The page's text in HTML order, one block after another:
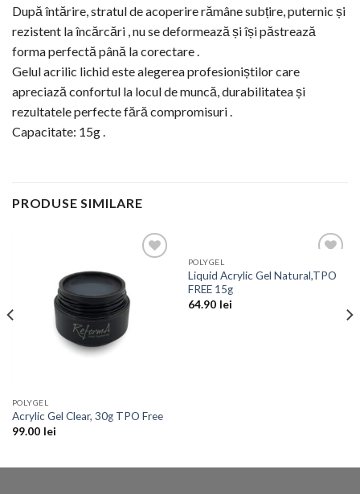
După întărire, stratul de acoperire rămâne subțire, puternic și
rezistent la încărcări , nu se deformează și își păstrează
forma perfectă până la corectare .
Gelul acrilic lichid este alegerea profesioniștilor care
apreciază confortul la locul de muncă, durabilitatea și
rezultatele perfecte fără compromisuri .
Capacitate: 15g .
PRODUSE SIMILARE
POLYGEL
Acrylic Gel Clear, 30g TPO Free
99.00 lei
Wishlist
POLYGEL
Liquid Acrylic Gel Natural,TPO
FREE 15g
64.90 lei